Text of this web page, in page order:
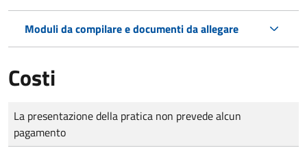
Moduli da compilare e documenti da allegare
Costi
Tipo di pagamento
Importo
La presentazione della pratica non prevede alcun
pagamento